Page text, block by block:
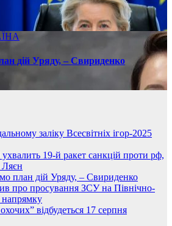
дій Уряду, – Свириденко
заліку Всесвітніх ігор-2025
19-й ракет санкцій проти рф,
Ляєн
план дій Уряду, – Свириденко
про просування ЗСУ на Північно-
охочих” відбудеться 17 серпня